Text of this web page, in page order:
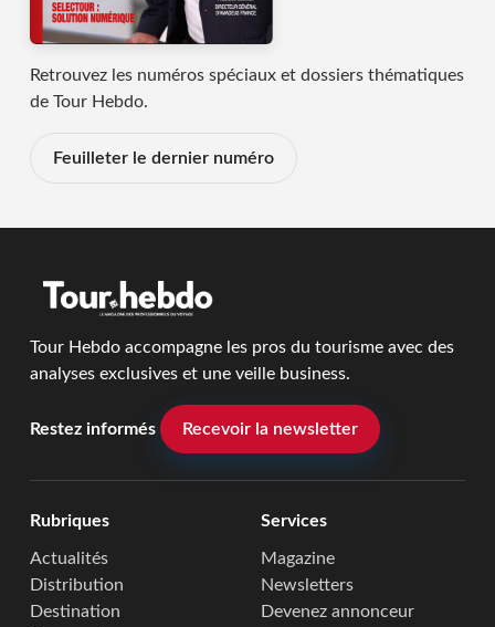
Retrouvez les numéros spéciaux et dossiers thématiques
de Tour Hebdo.
Feuilleter le dernier numéro
Tour Hebdo accompagne les pros du tourisme avec des
analyses exclusives et une veille business.
Restez informés Recevoir la newsletter
Rubriques
Actualités
Distribution
Destination
Services
Magazine
Newsletters
Devenez annonceur